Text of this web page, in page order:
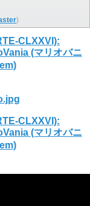
)
CLXXVI):
(マリオバニ
CLXXVI):
(マリオバニ